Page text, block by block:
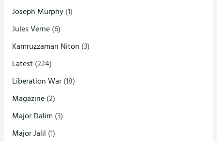
Joseph Murphy(1)
Jules Verne(6)
Kamruzzaman Niton (3)
Latest(224)
Liberation War(18)
Magazine(2)
Major Dalim (3)
Major Jalil (1)